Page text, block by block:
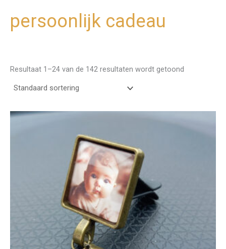
naar
persoonlijk cadeau
Resultaat 1–24 van de 142 resultaten wordt getoond